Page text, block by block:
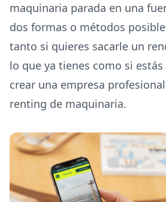
maquinaria parada en una
dos formas o métodos
tanto si quieres sacarle un
lo que ya tienes como si
crear una empresa
renting de maquinaria.